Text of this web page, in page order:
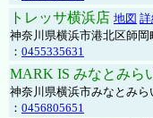
トレッサ横浜店 地図 詳
神奈川県横浜市港北区師岡
： 0455335631
MARK IS みなとみら
神奈川県横浜市みなとみ
： 0456805651